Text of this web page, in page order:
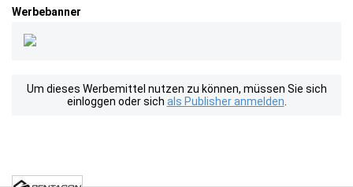
Werbebanner
Um dieses Werbemittel nutzen zu können, müssen Sie sich
einloggen oder sich als Publisher anmelden